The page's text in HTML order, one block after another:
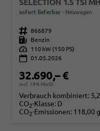
sofort lieferbar Neuwagen
Fahrzeugnr. 866879
Kraftstoff
Benzin
Leistung
110 kW (150 PS)
01.05.2026
32.690,– €
incl. 19% MwSt.
Verbrauch kombiniert:
CO2-Klasse: D
CO2-Emissionen: 118,00